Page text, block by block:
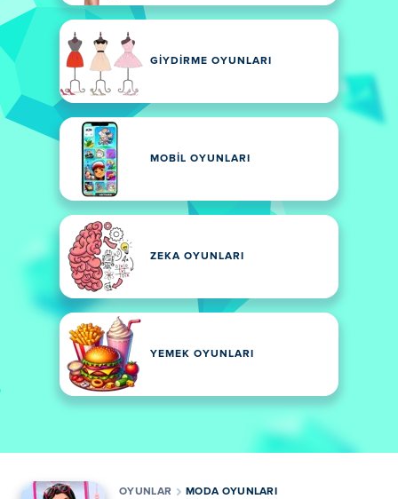
GIYDIRME OYUNLARI
MOBIL OYUNLARI
ZEKA OYUNLARI
YEMEK OYUNLARI
OYUNLAR MODA OYUNLARI